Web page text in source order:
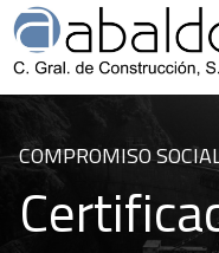
COMPROMISO